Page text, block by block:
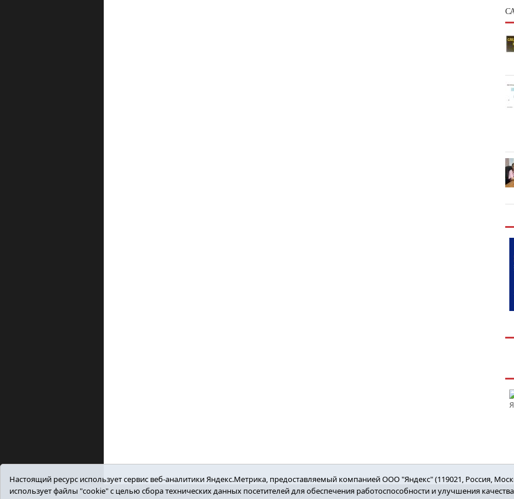
Настоящий ресурс использует сервис веб-аналитики Яндекс.Метрика, предоставляемый компанией ООО "Яндекс" (119021, Россия,
использует файлы "cookie" с целью сбора технических данных посетителей для обеспечения работоспособности и улучшения